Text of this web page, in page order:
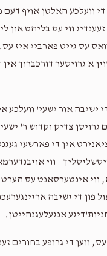
די וועלכע האלטן אויף דעם
ווי עס בליהט און
עס גייט פארביי איז
א גרויסער דורכברוך אין
ישיבה אור ישעי' וועלכע
גרויסן צדיק וקדוש ר'
אין די פארשעי
- ווי
ווי אינטערסאנט עס הערט
פון די ישיבה
אנגעלעגנהייטן.
ווען די גרופע בחורים